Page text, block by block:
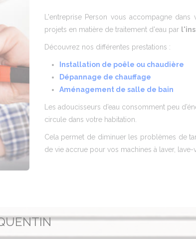
L'entreprise Person vous accompagne
projets en matière de traitement d'eau par
Découvrez nos différentes prestations :
Installation de poêle ou chaudière
Dépannage de chauffage
Aménagement de salle de bain
Les adoucisseurs d’eau consomment peu
circule dans votre habitation.
Cela permet de diminuer les problèmes de
de vie accrue pour vos machines à laver, lave-